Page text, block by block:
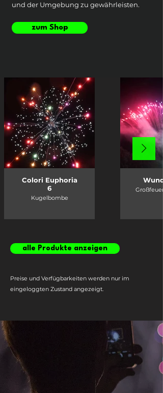
und der Umgebung zu gewährleisten.
zum Shop
Colori Euphoria
6
Kugelbombe
alle Produkte anzeigen
Preise und Verfügbarkeiten werden nur im
eingeloggten Zustand angezeigt.